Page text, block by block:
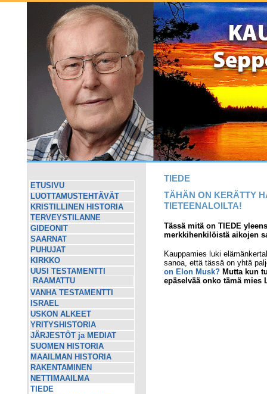
ETUSIVU
LUOTTAMUSTEHTÄVÄT
KRISTILLINEN HISTORIA
TERVEYSTILANNE
GIDEONIT
SAARNAT
PUHUJAT
KIRKKO
UUSI TESTAMENTTI
RAAMATTU
VANHA TESTAMENTTI
ISRAEL
USKON ALKEET
YRITYSHISTORIA
JÄRJESTÖT ja MEDIAT
SUOMEN HISTORIA
MAAILMAN HISTORIA
RAKENTAMINEN
NETTIMAAILMA
TIEDE
TIEDE
TÄHÄN ON KERÄTTY
TIETEENALOILTA!
Tässä mitä on TIEDE
merkkihenkilöistä aikojen
Kauppamies luki
sanoa, että tässä on yhtä
on Elon Musk? Mutta kun
epäselvää onko tämä mies